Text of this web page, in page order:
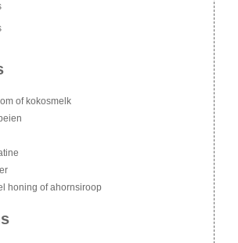
of kokosmelk
honing of ahornsiroop